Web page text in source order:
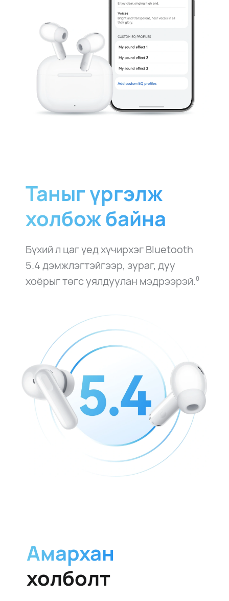
Таныг үргэлж
холбож байнa
Бүхий л цаг үед хүчирхэг Bluetooth
5.4 дэмжлэгтэйгээр, зураг, дуу
хоёрыг төгс уялдуулан мэдрээрэй.8
Амархан
холболт